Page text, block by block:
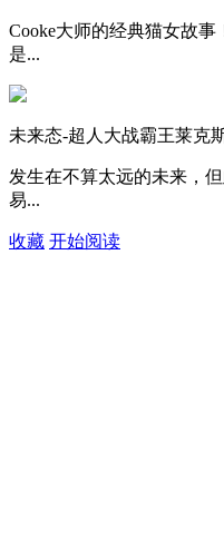
Cooke大师的经典猫女故
是...
未来态-超人大战霸王莱克
发生在不算太远的未来，
易...
收藏 开始阅读